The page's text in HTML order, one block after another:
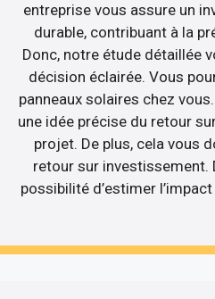
entreprise vous assure un
durable, contribuant à la
Donc, notre étude détaillée
décision éclairée. Vous
panneaux solaires chez
une idée précise du retour
projet. De plus, cela vous
retour sur investissement.
possibilité d’estimer